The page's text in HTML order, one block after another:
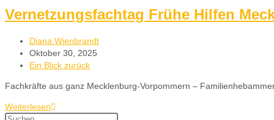
Vernetzungsfachtag Frühe Hilfen
Diana Wienbrandt
Oktober 30, 2025
Ein Blick zurück
Fachkräfte aus ganz Mecklenburg-Vorpommern –
Weiterlesen